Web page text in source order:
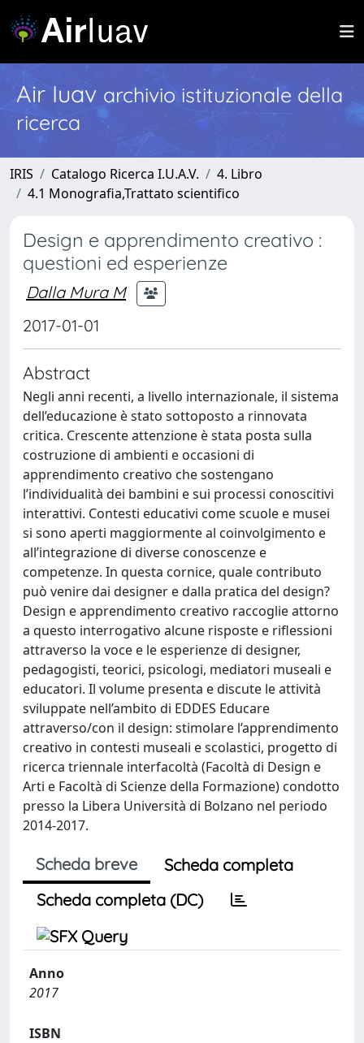
Air Iuav archivio istituzionale della
ricerca
IRIS Catalogo Ricerca I.U.A.V.
4. Libro
4.1 Monografia,Trattato scientifico
Design e apprendimento creativo :
questioni ed esperienze
Dalla Mura M
2017-01-01
Abstract
Negli anni recenti, a livello internazionale, il sistema
dell’educazione è stato sottoposto a rinnovata
critica. Crescente attenzione è stata posta sulla
costruzione di ambienti e occasioni di
apprendimento creativo che sostengano
l’individualità dei bambini e sui processi conoscitivi
interattivi. Contesti educativi come scuole e musei
si sono aperti maggiormente al coinvolgimento e
all’integrazione di diverse conoscenze e
competenze. In questa cornice, quale contributo
può venire dai designer e dalla pratica del design?
Design e apprendimento creativo raccoglie attorno
a questo interrogativo alcune risposte e riflessioni
attraverso la voce e le esperienze di designer,
pedagogisti, teorici, psicologi, mediatori museali e
educatori. Il volume presenta e discute le attività
sviluppate nell’ambito di EDDES Educare
attraverso/con il design: stimolare l’apprendimento
creativo in contesti museali e scolastici, progetto di
ricerca triennale interfacoltà (Facoltà di Design e
Arti e Facoltà di Scienze della Formazione) condotto
presso la Libera Università di Bolzano nel periodo
2014-2017.
Scheda breve
Scheda completa
Scheda completa (DC)
Anno
2017
ISBN